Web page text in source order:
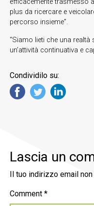
plus da ricercare e
percorso insieme”.
“Siamo lieti che una
un’attività continuativa e
Condividilo su:
Lascia un
Il tuo indirizzo email
Comment *